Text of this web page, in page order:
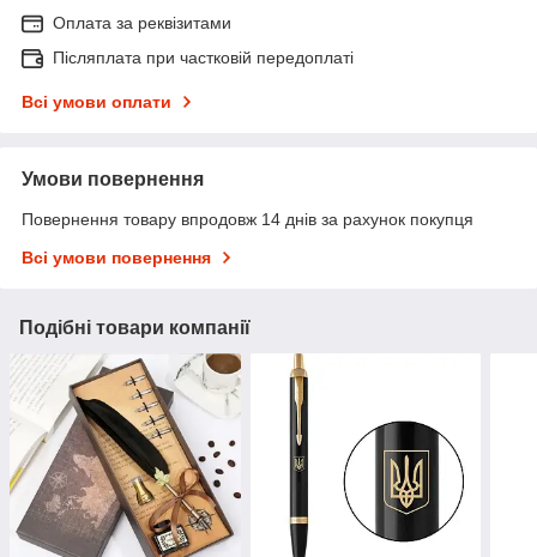
Оплата за реквізитами
Післяплата при частковій передоплаті
Всі умови оплати
Умови повернення
Повернення товару впродовж 14 днів за рахунок покупця
Всі умови повернення
Подібні товари компанії